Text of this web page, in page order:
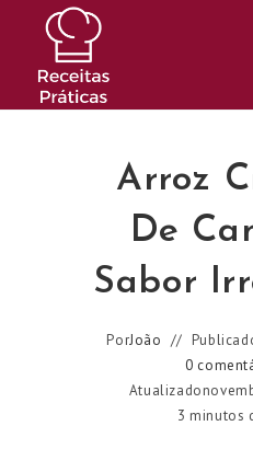
conteúdo
Arroz
De
Sabor
PorJoão
0
Atualizado
3 minutos